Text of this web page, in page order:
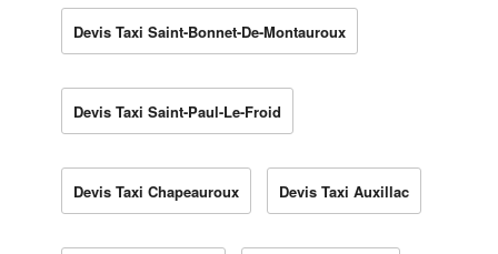
Devis Taxi Saint-Bonnet-De-Montauroux
Devis Taxi Saint-Paul-Le-Froid
Devis Taxi Chapeauroux Devis Taxi Auxillac